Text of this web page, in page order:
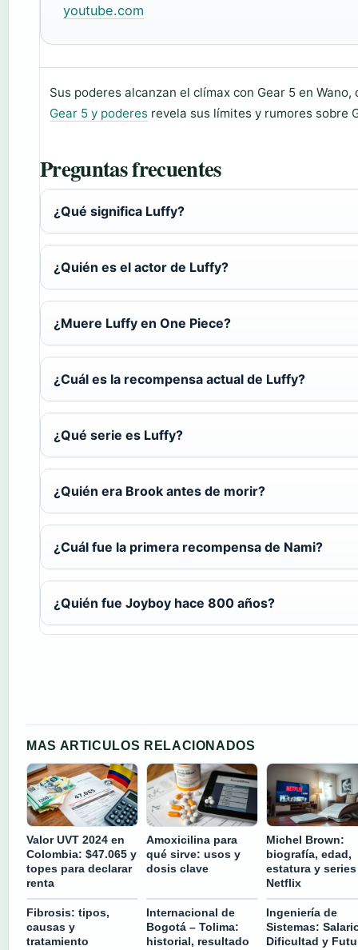
youtube.com
Sus poderes alcanzan el clímax con Gear 5 en
Gear 5 y poderes revela sus límites y rumores sobre
Preguntas frecuentes
¿Qué significa Luffy?
¿Quién es el actor de Luffy?
¿Muere Luffy en One Piece?
¿Cuál es la recompensa actual de Luffy?
¿Qué serie es Luffy?
¿Quién era Brook antes de morir?
¿Cuál fue la primera recompensa de Nami?
¿Quién fue Joyboy hace 800 años?
MAS ARTICULOS RELACIONADOS
Valor UVT 2024 en
Colombia: $47.065 y
topes para declarar
renta
Amoxicilina para
qué sirve: usos y
dosis clave
Michel Brown:
biografía, edad,
estatura y series
Netflix
Fibrosis: tipos,
causas y
tratamiento
Internacional de
Bogotá – Tolima:
historial, resultado
Ingeniería de
Sistemas:
Dificultad y